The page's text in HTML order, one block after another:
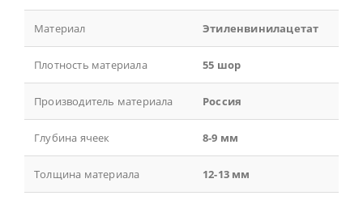
Материал Этиленвинилацетат
Плотность материала 55 шор
Производитель материала Россия
Глубина ячеек 8-9 мм
Толщина материала 12-13 мм